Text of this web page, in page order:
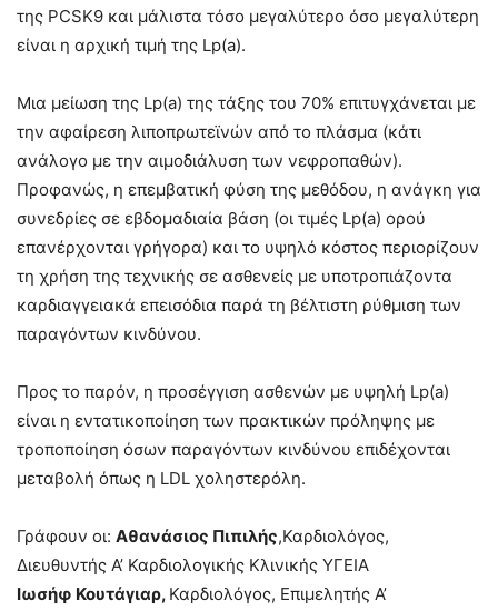
της PCSK9 και μάλιστα τόσο μεγαλύτερο όσο μεγαλύτερη
είναι η αρχική τιμή της Lp(a).
Μια μείωση της Lp(a) της τάξης του 70% επιτυγχάνεται με
την αφαίρεση λιποπρωτεϊνών από το πλάσμα (κάτι
ανάλογο με την αιμοδιάλυση των νεφροπαθών).
Προφανώς, η επεμβατική φύση της μεθόδου, η ανάγκη για
συνεδρίες σε εβδομαδιαία βάση (οι τιμές Lp(a) ορού
επανέρχονται γρήγορα) και το υψηλό κόστος περιορίζουν
τη χρήση της τεχνικής σε ασθενείς με υποτροπιάζοντα
καρδιαγγειακά επεισόδια παρά τη βέλτιστη ρύθμιση των
παραγόντων κινδύνου.
Προς το παρόν, η προσέγγιση ασθενών με υψηλή Lp(a)
είναι η εντατικοποίηση των πρακτικών πρόληψης με
τροποποίηση όσων παραγόντων κινδύνου επιδέχονται
μεταβολή όπως η LDL χοληστερόλη.
Γράφουν οι: Αθανάσιος Πιπιλής,Καρδιολόγος,
Διευθυντής Α’ Καρδιολογικής Κλινικής ΥΓΕΙΑ
Ιωσήφ Κουτάγιαρ, Καρδιολόγος, Επιμελητής Α’